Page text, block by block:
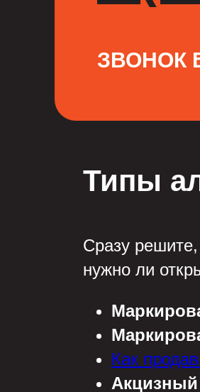
ЗВОНОК
Типы
Сразу решите,
нужно ли
Как
Акцизный